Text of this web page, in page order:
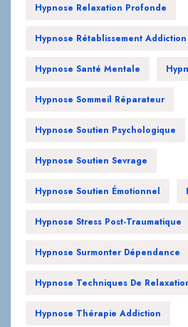
Hypnose Relaxation Profonde
Hypnose Rétablissement Addiction
Hypnose Santé Mentale
Hypnose Sommeil Réparateur
Hypnose Soutien Psychologique
Hypnose Soutien Sevrage
Hypnose Soutien Émotionnel
Hypnose Stress Post-Traumatique
Hypnose Surmonter Dépendance
Hypnose Techniques De
Hypnose Thérapie Addiction